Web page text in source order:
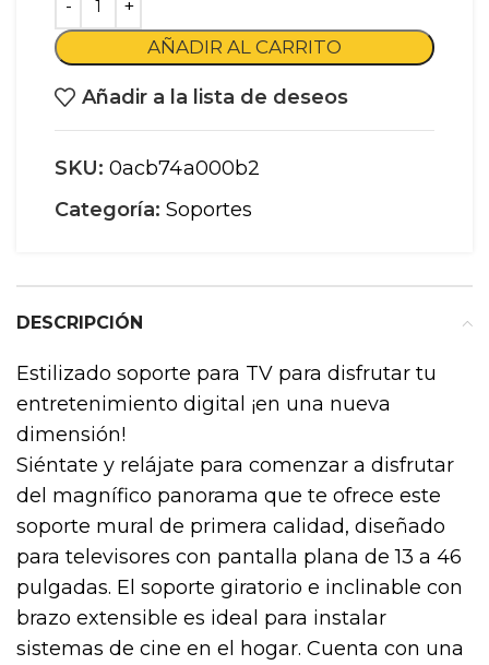
AÑADIR AL CARRITO
Añadir a la lista de deseos
SKU: 0acb74a000b2
Categoría: Soportes
DESCRIPCIÓN
Estilizado soporte para TV para disfrutar tu
entretenimiento digital ¡en una nueva
dimensión!
Siéntate y relájate para comenzar a disfrutar
del magnífico panorama que te ofrece este
soporte mural de primera calidad, diseñado
para televisores con pantalla plana de 13 a 46
pulgadas. El soporte giratorio e inclinable con
brazo extensible es ideal para instalar
sistemas de cine en el hogar. Cuenta con una